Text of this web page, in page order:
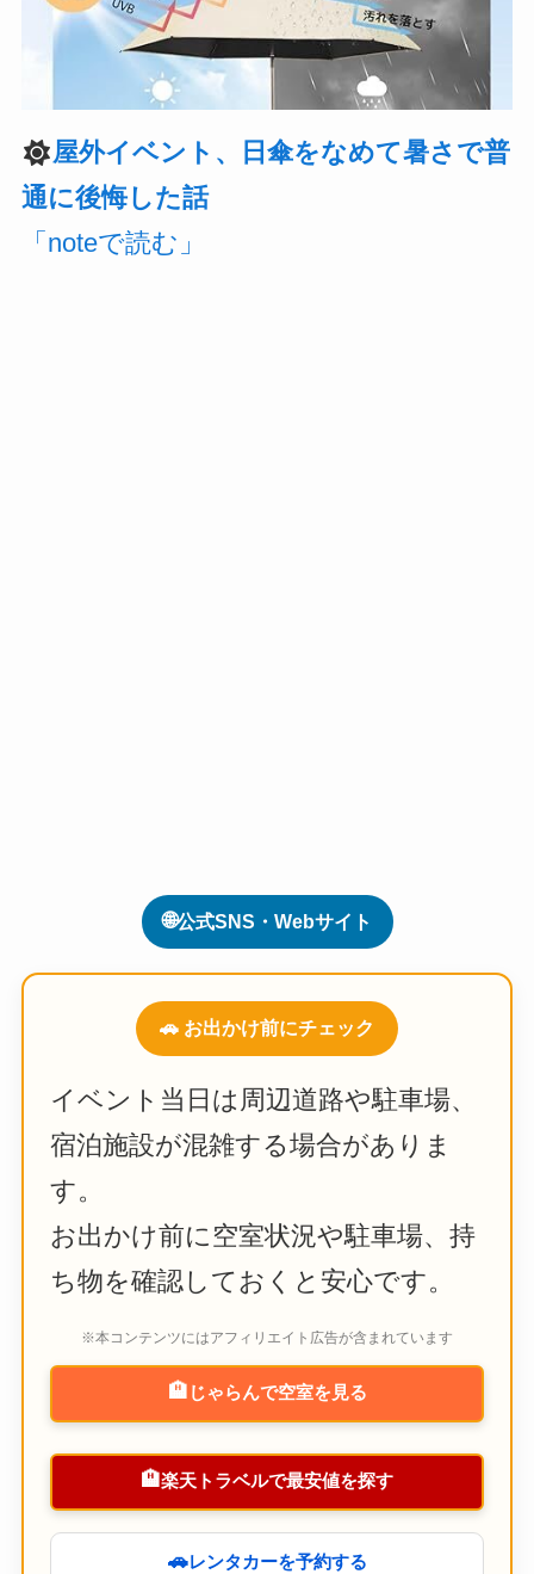
屋外イベント、日傘をなめて暑さで普
通に後悔した話
「noteで読む」
🌐公式SNS・Webサイト
🚗 お出かけ前にチェック
イベント当日は周辺道路や駐車場、
宿泊施設が混雑する場合がありま
す。
お出かけ前に空室状況や駐車場、持
ち物を確認しておくと安心です。
※本コンテンツにはアフィリエイト広告が含まれています
🏨 じゃらんで空室を見る
🏨 楽天トラベルで最安値を探す
🚗レンタカーを予約する